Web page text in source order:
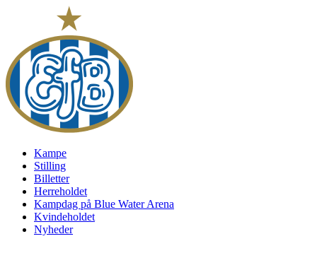
Kampe
Stilling
Billetter
Herreholdet
Kampdag på Blue Water Arena
Kvindeholdet
Nyheder